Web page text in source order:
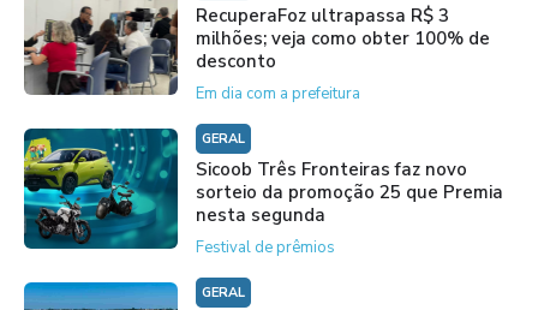
RecuperaFoz ultrapassa R$ 3
milhões; veja como obter 100% de
desconto
Em dia com a prefeitura
GERAL
Sicoob Três Fronteiras faz novo
sorteio da promoção 25 que Premia
nesta segunda
Festival de prêmios
GERAL